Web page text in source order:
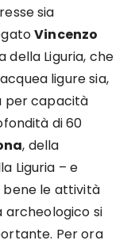
sia
Vincenzo
della Liguria, che
ligure sia,
per capacità
di 60
, della
Liguria – e
bene le attività
archeologico si
Per ora